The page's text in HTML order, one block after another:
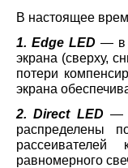
В настоящее
1. Edge LED — в
экрана (сверху,
потери
экрана
2. Direct LED —
распределены
равномерного